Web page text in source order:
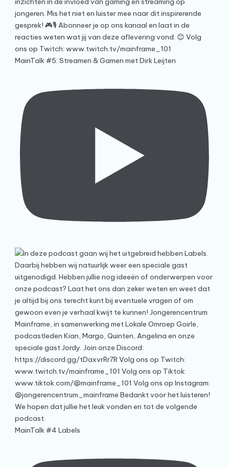
MainTalk #5: Streamen & Gamen met Dirk Leijten
MainTalk #4 Labels